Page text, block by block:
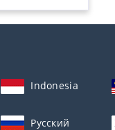
Indonesia
Русский